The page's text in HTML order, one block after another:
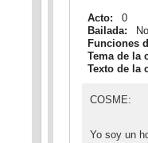
Acto:
0
Bailada:
No
Funciones
Tema de la
Texto de la
COSME:
Yo soy un